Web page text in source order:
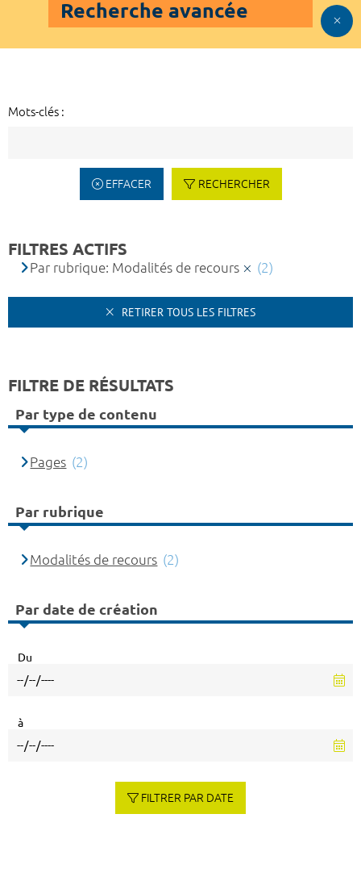
Recherche avancée
Mots-clés :
EFFACER RECHERCHER
FILTRES ACTIFS
Par rubrique: Modalités de recours (2)
RETIRER TOUS LES FILTRES
FILTRE DE RÉSULTATS
Par type de contenu
Pages (2)
Par rubrique
Modalités de recours (2)
Par date de création
Du
à
FILTRER PAR DATE